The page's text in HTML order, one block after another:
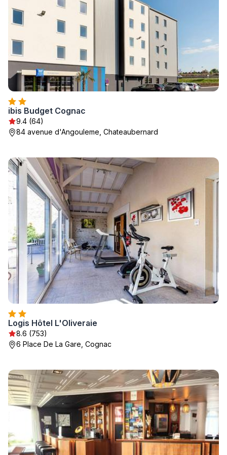
ibis Budget Cognac
9.4 (64)
84 avenue d'Angouleme, Chateaubernard
Logis Hôtel L'Oliveraie
8.6 (753)
6 Place De La Gare, Cognac